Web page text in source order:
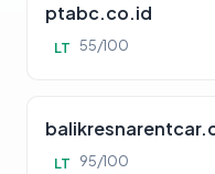
ptabc.co.id
LT 55/100
LT 95/100